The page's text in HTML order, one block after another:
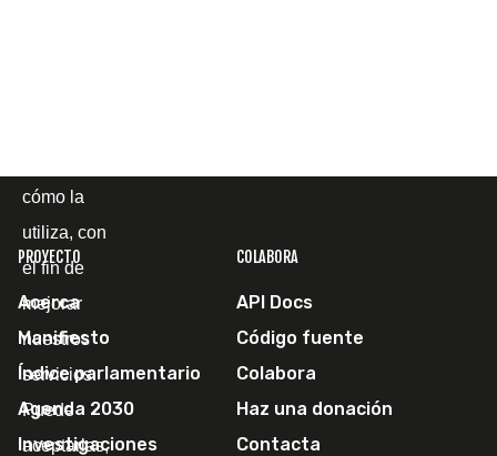
PROYECTO
Acerca
Manifiesto
Índice parlamentario
Agenda 2030
Investigaciones
COLABORA
API Docs
Código fuente
Colabora
Haz una donación
Contacta
cómo la
utiliza, con
el fin de
mejorar
nuestros
servicios.
Puede
aceptarlas,